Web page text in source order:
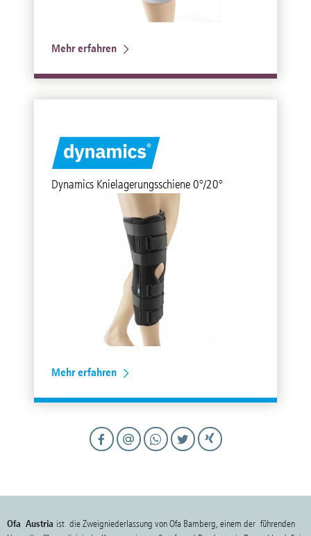
Mehr erfahren
Dynamics Knielagerungsschiene 0°/20°
Mehr erfahren
Ofa Austria ist die Zweigniederlassung von Ofa Bamberg, einem der führenden